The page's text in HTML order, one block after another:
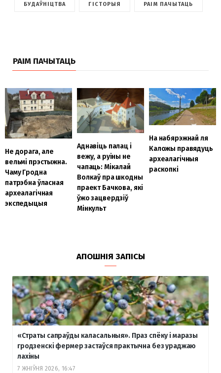
БУДАЎНІЦТВА ГІСТОРЫЯ РАІМ ПАЧЫТАЦЬ
РАІМ ПАЧЫТАЦЬ
Не дорага, але
вельмі прэстыжна.
Чаму Гродна
патрэбна ўласная
археалагічная
экспедыцыя
Аднавіць палац і
вежу, а руіны не
чапаць: Мікалай
Волкаў пра шкодны
праект Бачкова, які
ўжо зацвердзіў
Мінкульт
На набярэжнай ля
Каложы правядуць
археалагічныя
раскопкі
АПОШНІЯ ЗАПІСЫ
«Страты сапраўды каласальныя». Праз спёку і маразы
гродзенскі фермер застаўся практычна без ураджаю
лахіны
7 ЖНІЎНЯ 2026, 16:47